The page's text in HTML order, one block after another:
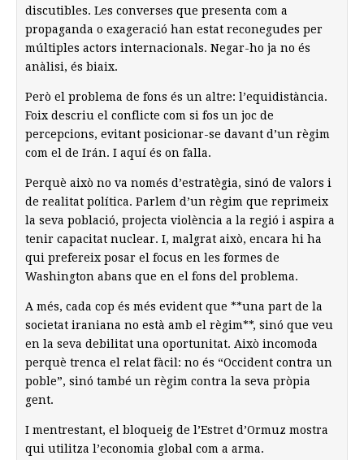
discutibles. Les converses que presenta com a
propaganda o exageració han estat reconegudes per
múltiples actors internacionals. Negar-ho ja no és
anàlisi, és biaix.
Però el problema de fons és un altre: l’equidistància.
Foix descriu el conflicte com si fos un joc de
percepcions, evitant posicionar-se davant d’un règim
com el de Irán. I aquí és on falla.
Perquè això no va només d’estratègia, sinó de valors i
de realitat política. Parlem d’un règim que reprimeix
la seva població, projecta violència a la regió i aspira a
tenir capacitat nuclear. I, malgrat això, encara hi ha
qui prefereix posar el focus en les formes de
Washington abans que en el fons del problema.
A més, cada cop és més evident que **una part de la
societat iraniana no està amb el règim**, sinó que veu
en la seva debilitat una oportunitat. Això incomoda
perquè trenca el relat fàcil: no és “Occident contra un
poble”, sinó també un règim contra la seva pròpia
gent.
I mentrestant, el bloqueig de l’Estret d’Ormuz mostra
qui utilitza l’economia global com a arma.